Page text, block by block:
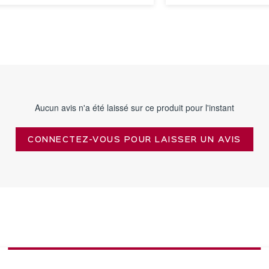
Aucun avis n'a été laissé sur ce produit pour l'instant
CONNECTEZ-VOUS POUR LAISSER UN AVIS